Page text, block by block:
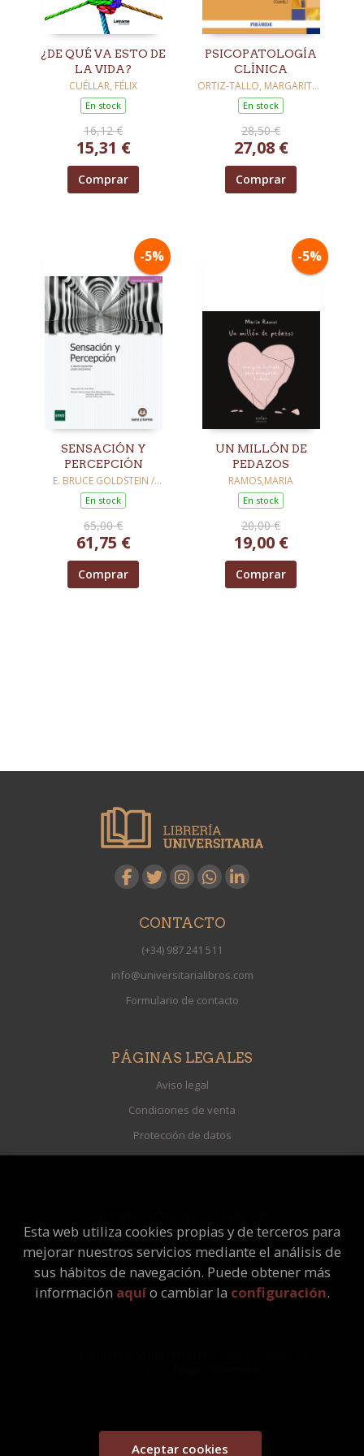
¿DE QUÉ VA ESTO DE
LA VIDA?
CUÉLLAR, FÉLIX
En stock
16,12 €
15,31 €
Comprar
PSICOPATOLOGÍA
CLÍNICA
ORTIZ-TALLO, MARGARITA /
IZQUIERDO PLIEGO,
BEATRIZ
En stock
28,50 €
27,08 €
Comprar
-5%
SENSACIÓN Y
PERCEPCIÓN
E. BRUCE GOLDSTEIN /
CACCIAMANI, LAURA
En stock
65,00 €
61,75 €
Comprar
-5%
UN MILLÓN DE
PEDAZOS
RAMOS,MARIA
En stock
20,00 €
19,00 €
Comprar
CONTACTO
(+34) 987 241 511
info@universitarialibros.com
Formulario de contacto
PÁGINAS LEGALES
Aviso legal
Condiciones de venta
Protección de datos
Política de Cookies
Quiénes somos
Pedidos especiales
Esta web utiliza cookies propias y de terceros para
mejorar nuestros servicios mediante el análisis de
sus hábitos de navegación. Puede obtener más
información aquío cambiar la configuración.
Aceptar cookies